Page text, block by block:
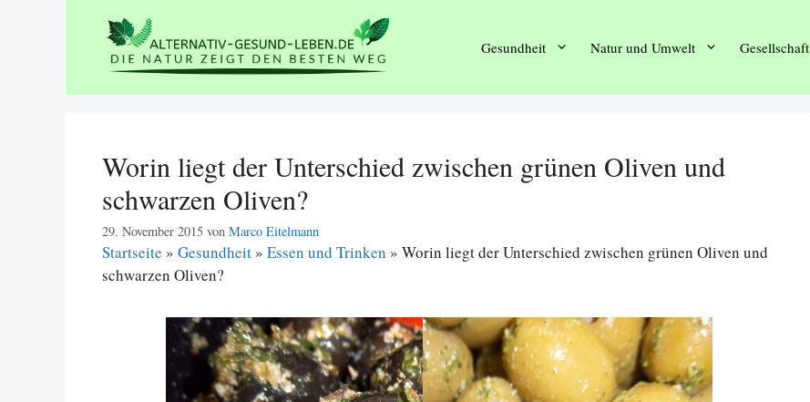
Gesundheit Natur und Umwelt Gesellschaft
Worin liegt der Unterschied zwischen grünen Oliven und
schwarzen Oliven?
29. November 2015 von Marco Eitelmann
Startseite » Gesundheit » Essen und Trinken » Worin liegt der Unterschied zwischen grünen Oliven und
schwarzen Oliven?